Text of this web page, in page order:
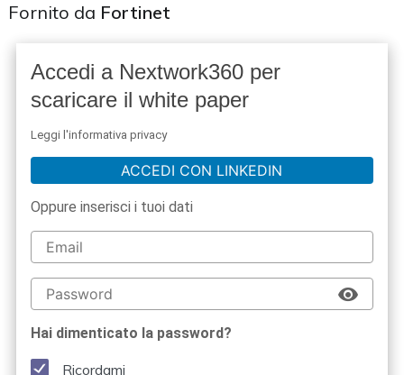
Fornito da Fortinet
Accedi a Nextwork360 per
scaricare il white paper
Leggi l'informativa privacy
ACCEDI CON LINKEDIN
Oppure inserisci i tuoi dati
Hai dimenticato la password?
Ricordami